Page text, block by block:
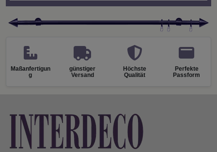
Maßanfertigun
g
günstiger
Versand
Höchste
Qualität
Perfekte
Passform